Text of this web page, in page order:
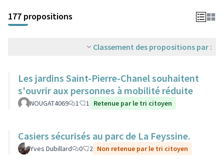
177 propositions
Classement des propositions par :
Les jardins Saint-Pierre-Chanel souhaitent
s'ouvrir aux personnes à mobilité réduite
NOUGAT4069 1 1 Retenue par le tri citoyen
Casiers sécurisés au parc de La Feyssine.
Yves Dubillard 0 2 Non retenue par le tri citoyen